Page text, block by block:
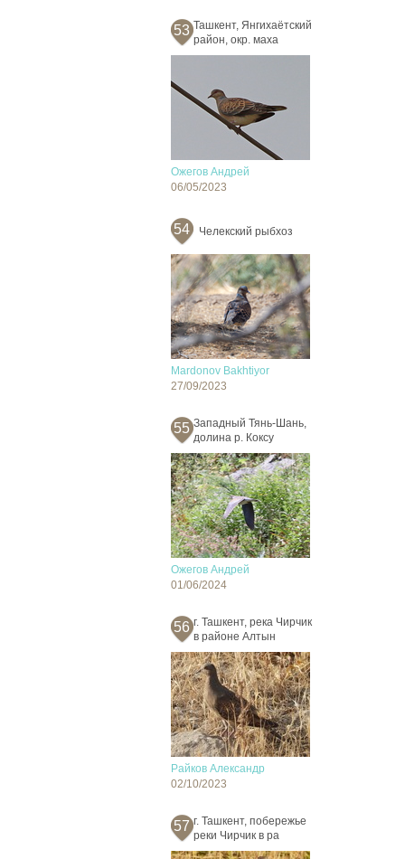
53 Ташкент, Янгихаётский
район, окр. маха
Ожегов Андрей
06/05/2023
54 Челекский рыбхоз
Mardonov Bakhtiyor
27/09/2023
55 Западный Тянь-Шань,
долина р. Коксу
Ожегов Андрей
01/06/2024
56 г. Ташкент, река Чирчик
в районе Алтын
Райков Александр
02/10/2023
57 г. Ташкент, побережье
реки Чирчик в ра